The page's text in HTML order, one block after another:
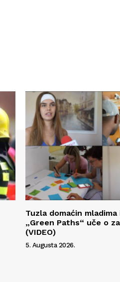
Tuzla domaćin
„Green Paths“ uče o
(VIDEO)
5. Augusta 2026.